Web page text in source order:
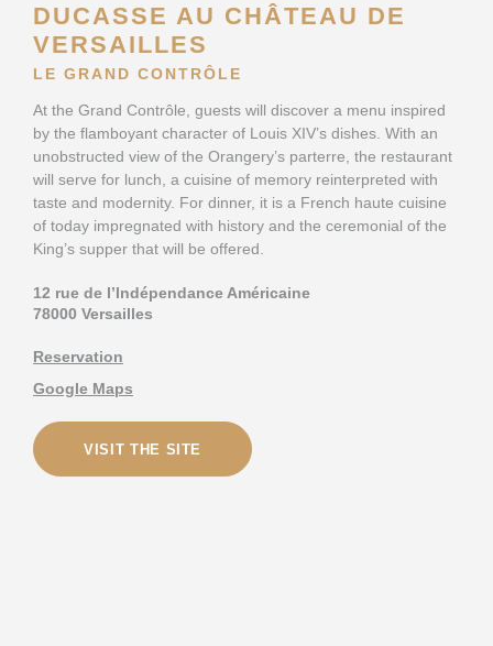
DUCASSE AU CHÂTEAU DE
VERSAILLES
LE GRAND CONTRÔLE
At the Grand Contrôle, guests will discover a menu inspired
by the flamboyant character of Louis XIV’s dishes. With an
unobstructed view of the Orangery’s parterre, the restaurant
will serve for lunch, a cuisine of memory reinterpreted with
taste and modernity. For dinner, it is a French haute cuisine
of today impregnated with history and the ceremonial of the
King’s supper that will be offered.
12 rue de l’Indépendance Américaine
78000 Versailles
Reservation
Google Maps
VISIT THE SITE